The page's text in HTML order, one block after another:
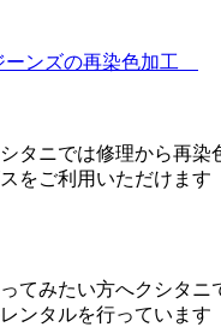
ーンズの再染色加工
タニでは修理から再染
をご利用いただけます
てみたい方へクシタニ
ンタルを行っています